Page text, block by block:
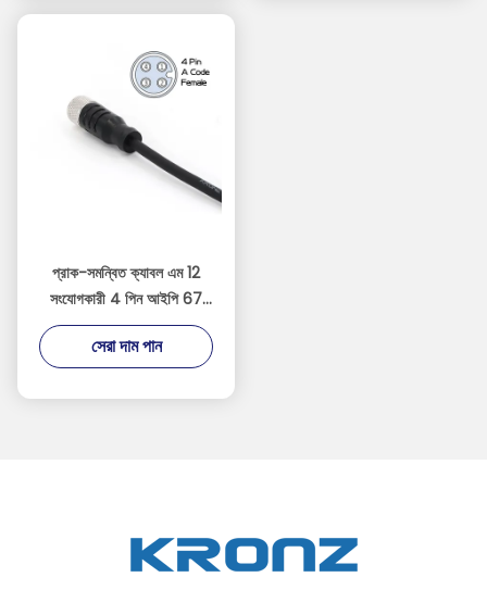
প্রাক-সমন্বিত ক্যাবল এম 12
সংযোগকারী 4 পিন আইপি 67
সোজা পিভিসি আইইসি 61076-
2-101 কালো
সেরা দাম পান